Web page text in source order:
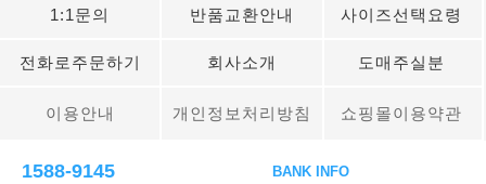
1:1문의 반품교환안내 사이즈선택요령
전화로주문하기 회사소개 도매주실분
이용안내 개인정보처리방침 쇼핑몰이용약관
1588-9145 BANK INFO